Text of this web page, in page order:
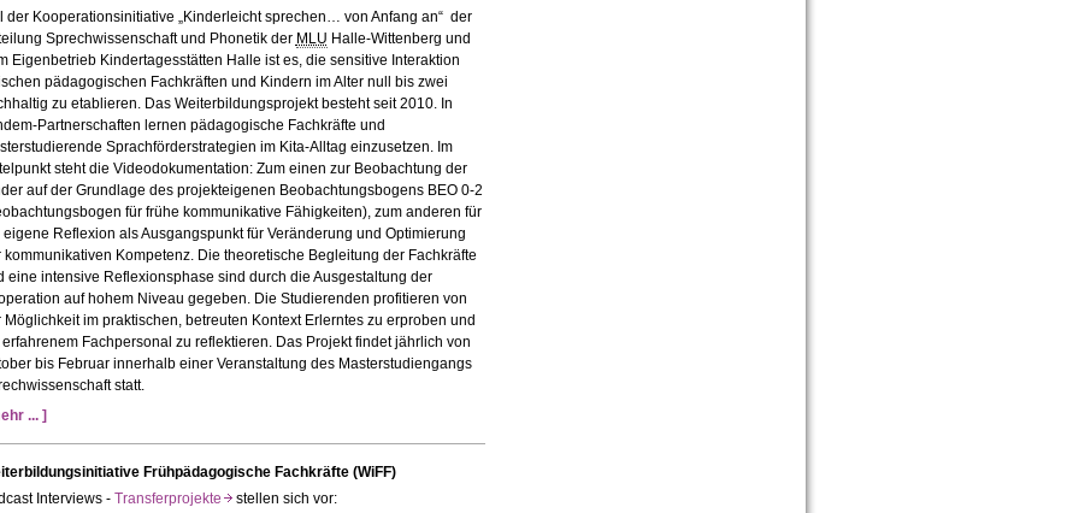
der Kooperationsinitiative „Kinderleicht sprechen… von Anfang an“ der
Sprechwissenschaft und Phonetik der MLU Halle-Wittenberg und
Eigenbetrieb Kindertagesstätten Halle ist es, die sensitive Interaktion
pädagogischen Fachkräften und Kindern im Alter null bis zwei
zu etablieren. Das Weiterbildungsprojekt besteht seit 2010. In
Partnerschaften lernen pädagogische Fachkräfte und
Sprachförderstrategien im Kita-Alltag einzusetzen. Im
steht die Videodokumentation: Zum einen zur Beobachtung der
auf der Grundlage des projekteigenen Beobachtungsbogens BEO 0-2
für frühe kommunikative Fähigkeiten), zum anderen für
eigene Reflexion als Ausgangspunkt für Veränderung und Optimierung
kommunikativen Kompetenz. Die theoretische Begleitung der Fachkräfte
eine intensive Reflexionsphase sind durch die Ausgestaltung der
auf hohem Niveau gegeben. Die Studierenden profitieren von
Möglichkeit im praktischen, betreuten Kontext Erlerntes zu erproben und
erfahrenem Fachpersonal zu reflektieren. Das Projekt findet jährlich von
bis Februar innerhalb einer Veranstaltung des Masterstudiengangs
statt.
... ]
Frühpädagogische Fachkräfte (WiFF)
Interviews - Transferprojektestellen sich vor: